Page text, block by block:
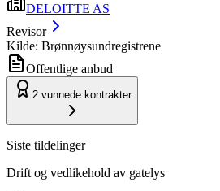
DELOITTE AS
Revisor
Kilde: Brønnøysundregistrene
Offentlige anbud
2 vunnede kontrakter
Siste tildelinger
Drift og vedlikehold av gatelys